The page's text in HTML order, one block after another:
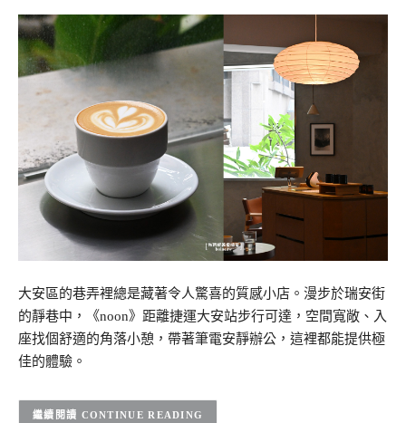
大安區的巷弄裡總是藏著令人驚喜的質感小店。漫步於瑞安街
的靜巷中，《noon》距離捷運大安站步行可達，空間寬敞、入
座找個舒適的角落小憩，帶著筆電安靜辦公，這裡都能提供極
佳的體驗。
CONTINUE READING